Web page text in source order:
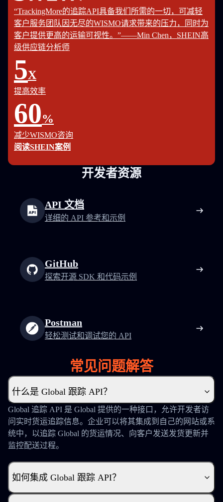
“TrackingMore的追踪API具备我们所需的一切，可减轻
客户服务团队因无尽的WISMO请求带来的压力，同时为
客户提供更高的运输可视性。”——Min Chen，SHEIN高
级供应链分析师
5X
提高效率
60%
减少WISMO咨询
阅读SHEIN案例
开发者资源
API 文档
详细的 API 参考和示例
GitHub
探索开源 SDK 和代码示例
Postman
轻松测试和调试您的 API
常见问题解答
什么是 Global 跟踪 API？
Global 追踪 API 是 Global 提供的一种接口，允许开发者访
问实时货运追踪信息。企业可以将其集成到自己的网站或系
统中，以追踪 Global 的货运情况、向客户发送发货更新并
监控配送过程。
如何集成 Global 跟踪 API？